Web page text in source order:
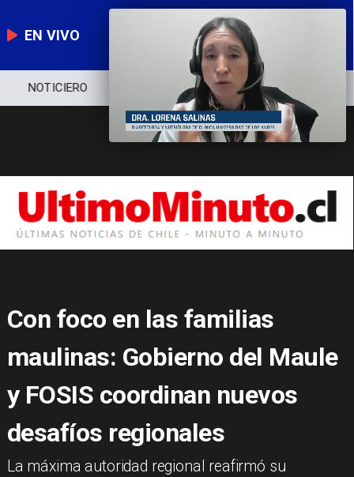
EN VIVO
NOTICIERO POLÍTICA ECONOMÍA
Con foco en las familias
maulinas: Gobierno del Maule
y FOSIS coordinan nuevos
desafíos regionales
​La máxima autoridad regional reafirmó su